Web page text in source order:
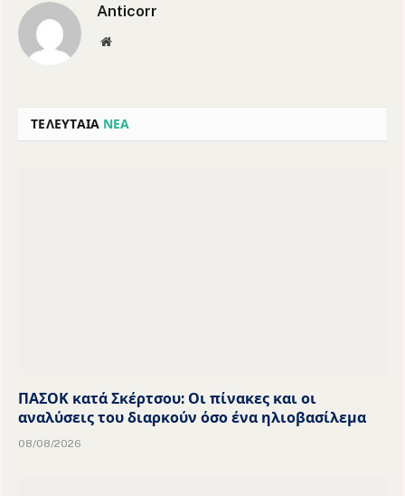
Anticorr
Website
ΤΕΛΕΥΤΑΙΑ ΝΕΑ
ΠΑΣΟΚ κατά Σκέρτσου: Οι πίνακες και οι
αναλύσεις του διαρκούν όσο ένα ηλιοβασίλεμα
08/08/2026